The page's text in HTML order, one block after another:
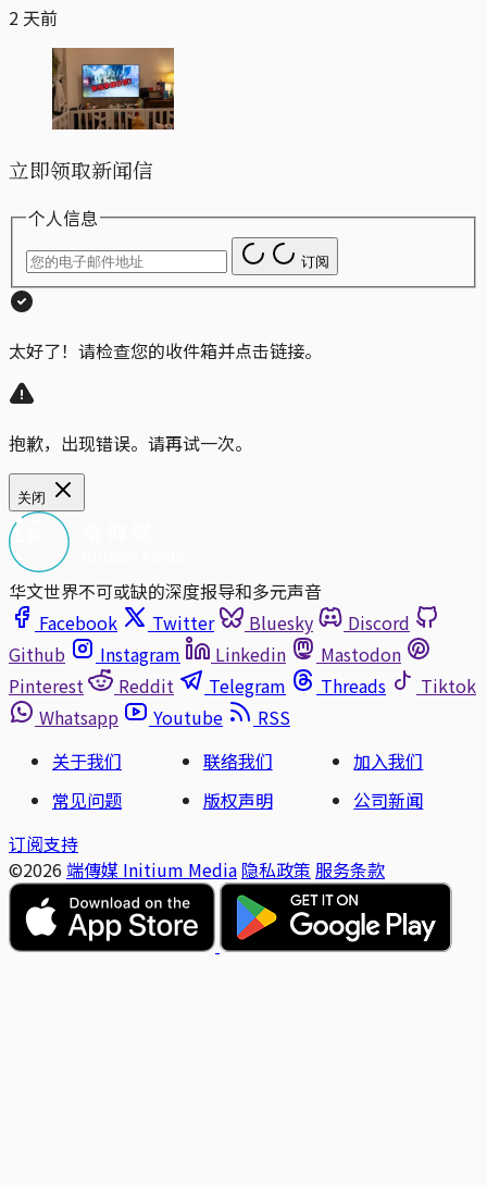
2 天前
立即领取新闻信
个人信息
订阅
太好了！请检查您的收件箱并点击链接。
抱歉，出现错误。请再试一次。
关闭
华文世界不可或缺的深度报导和多元声音
Facebook
Twitter Bluesky
Discord
Github
Instagram Linkedin
Mastodon
Pinterest
Reddit Telegram Threads
Tiktok
Whatsapp
Youtube
RSS
关于我们
联络我们
加入我们
常见问题
版权声明
公司新闻
订阅支持
©2026 端傳媒 Initium Media 隐私政策 服务条款